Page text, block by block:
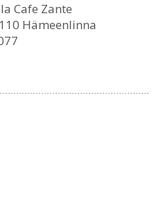
Cafe Zante
Hämeenlinna